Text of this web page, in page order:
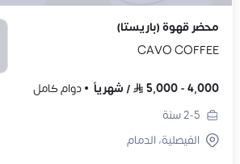
محضر قهوة (باريستا)
CAVO COFFEE
4,000
-
5,000
/ شهرياً
دوام كامل
2-5سنة
الفيصلية، الدمام